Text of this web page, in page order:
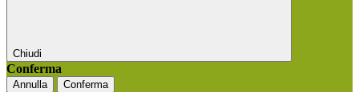
Chiudi
Conferma
Annulla Conferma